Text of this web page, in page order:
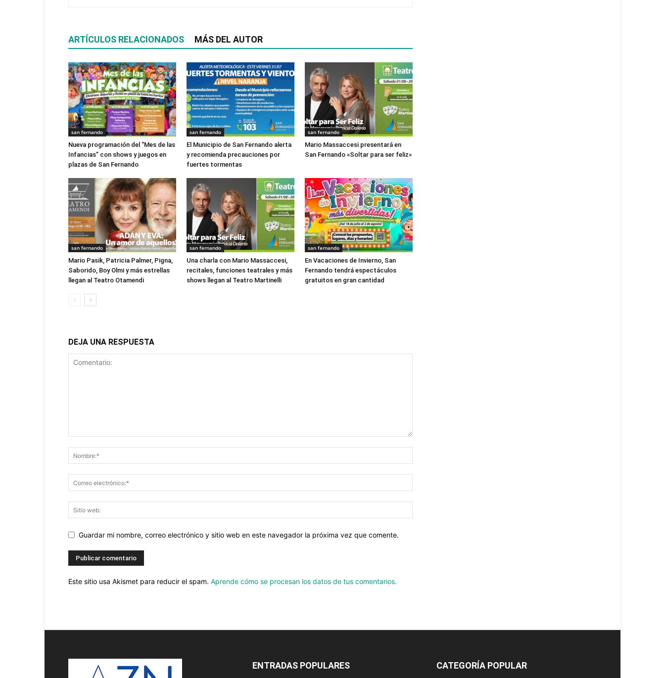
ARTÍCULOS RELACIONADOS MÁS DEL AUTOR
san fernando
Nueva programación del “Mes de las
Infancias” con shows y juegos en
plazas de San Fernando
san fernando
El Municipio de San Fernando alerta
y recomienda precauciones por
fuertes tormentas
san fernando
Mario Massaccesi presentará en
San Fernando «Soltar para ser feliz»
san fernando
Mario Pasik, Patricia Palmer, Pigna,
Saborido, Boy Olmi y más estrellas
llegan al Teatro Otamendi
san fernando
Una charla con Mario Massaccesi,
recitales, funciones teatrales y más
shows llegan al Teatro Martinelli
san fernando
En Vacaciones de Invierno, San
Fernando tendrá espectáculos
gratuitos en gran cantidad
DEJA UNA RESPUESTA
Guardar mi nombre, correo electrónico y sitio web en este navegador la próxima vez que comente.
Este sitio usa Akismet para reducir el spam. Aprende cómo se procesan los datos de tus comentarios.
ENTRADAS POPULARES CATEGORÍA POPULAR